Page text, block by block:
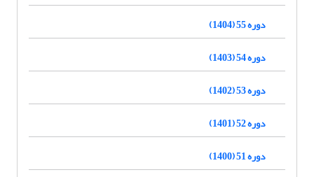
دوره 55 (1404)
دوره 54 (1403)
دوره 53 (1402)
دوره 52 (1401)
دوره 51 (1400)